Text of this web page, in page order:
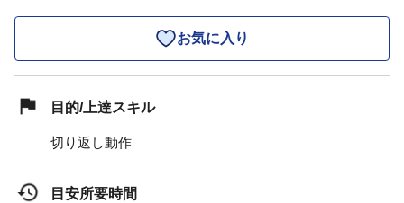
お気に入り
目的/上達スキル
切り返し動作
目安所要時間